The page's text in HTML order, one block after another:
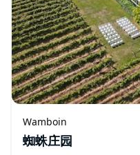
Wamboin
蜘蛛庄园